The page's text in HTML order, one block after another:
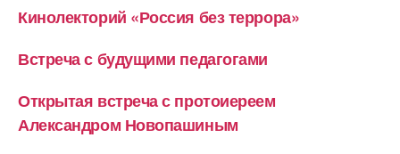
Кинолекторий «Россия без террора»
Встреча с будущими педагогами
Открытая встреча с протоиереем
Александром Новопашиным